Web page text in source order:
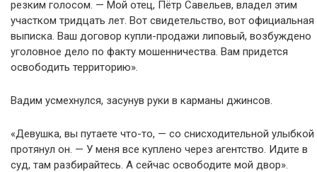
резким голосом. — Мой отец, Пётр Савельев, владел этим
участком тридцать лет. Вот свидетельство, вот официальная
выписка. Ваш договор купли-продажи липовый, возбуждено
уголовное дело по факту мошенничества. Вам придется
освободить территорию».
Вадим усмехнулся, засунув руки в карманы джинсов.
«Девушка, вы путаете что-то, — со снисходительной улыбкой
протянул он. — У меня все куплено через агентство. Идите в
суд, там разбирайтесь. А сейчас освободите мой двор».